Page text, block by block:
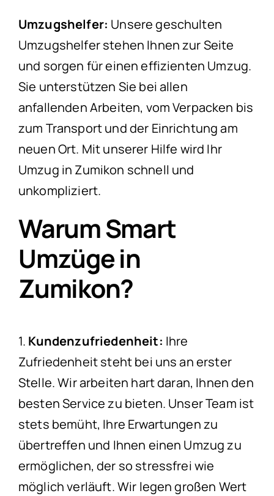
Umzugshelfer: Unsere geschulten
Umzugshelfer stehen Ihnen zur Seite
und sorgen für einen effizienten Umzug.
Sie unterstützen Sie bei allen
anfallenden Arbeiten, vom Verpacken bis
zum Transport und der Einrichtung am
neuen Ort. Mit unserer Hilfe wird Ihr
Umzug in Zumikon schnell und
unkompliziert.
Warum Smart
Umzüge in
Zumikon?
1. Kundenzufriedenheit: Ihre
Zufriedenheit steht bei uns an erster
Stelle. Wir arbeiten hart daran, Ihnen den
besten Service zu bieten. Unser Team ist
stets bemüht, Ihre Erwartungen zu
übertreffen und Ihnen einen Umzug zu
ermöglichen, der so stressfrei wie
möglich verläuft. Wir legen großen Wert